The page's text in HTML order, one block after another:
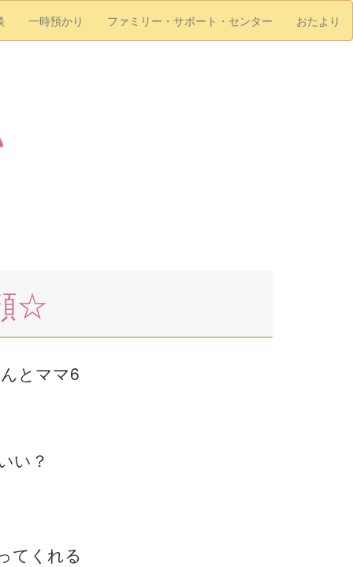
一時預かり ファミリー・サポート・センター おたより
☆
とママ6
い？
てくれる